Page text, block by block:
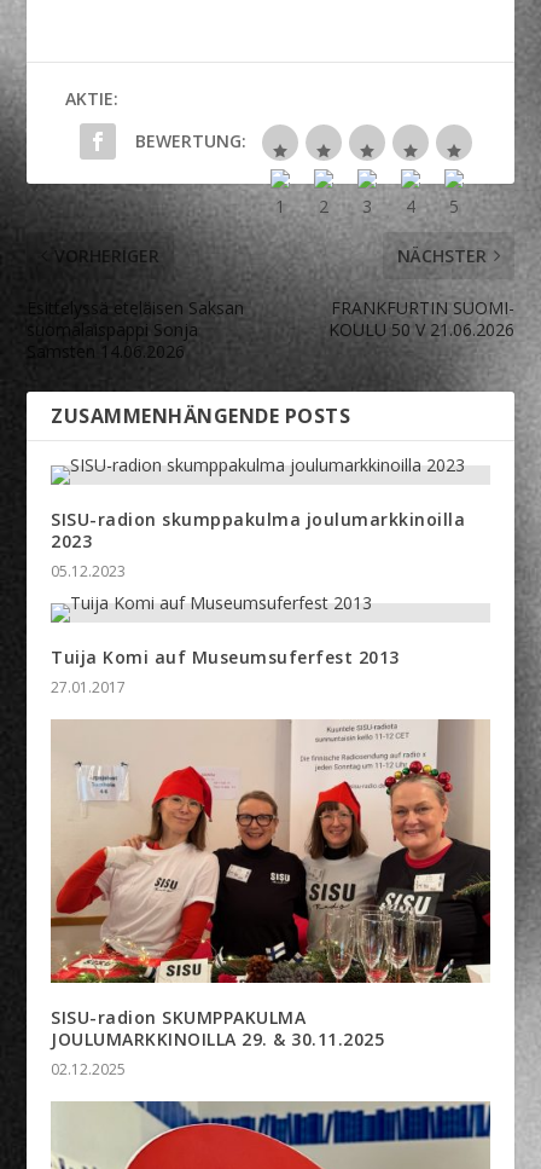
AKTIE:
BEWERTUNG:
VORHERIGER
Esittelyssä eteläisen Saksan
suomalaispappi Sonja
Samsten 14.06.2026
NÄCHSTER
FRANKFURTIN SUOMI-
KOULU 50 V 21.06.2026
ZUSAMMENHÄNGENDE POSTS
SISU-radion skumppakulma joulumarkkinoilla
2023
05.12.2023
Tuija Komi auf Museumsuferfest 2013
27.01.2017
SISU-radion SKUMPPAKULMA
JOULUMARKKINOILLA 29. & 30.11.2025
02.12.2025